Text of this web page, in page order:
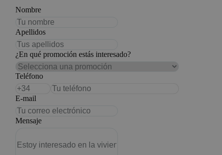
Nombre
Apellidos
¿En qué promoción estás interesado?
Teléfono
E-mail
Mensaje